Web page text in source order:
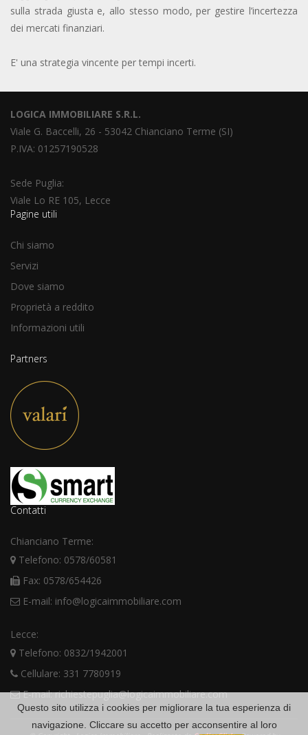
sulla strada giusta e, allo stesso modo, per gestire l’incertezza
dei mercati finanziari.
E' una strategia vincente per tempi incerti.
LOGICA IMMOBILIARE S.R.L.
Viale G. Baccelli, 26 - 53042 Chianciano Terme (SI)
P.IVA: 01257190528
Sede Puglia:
Viale Lo RE 105, Lecce
Pagine utili
Chi siamo
Servizi
Dove siamo
Proprietà a reddito
Informazioni utili
Partners
Contatti
Chianciano Terme:
Telefono: 0578/60581
Fax: 0578/654426
E-mail: info@logicaimmobiliare.com
Lecce:
Telefono: 0832/1942001
Cellulare: 331 7780919
E-mail: richiestepuglia@logicaimmobiliare.com
Questo sito utilizza i cookies per migliorare la tua esperienza di
navigazione. Cliccare su accetto per acconsentire al loro